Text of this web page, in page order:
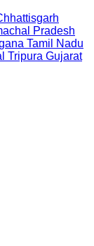
Pradesh
Tamil Nadu
Tripura Gujarat